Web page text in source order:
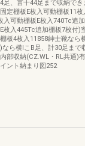
足、言十44足まで収納で
定棚板E枚入可動棚板11
入可動棚板E枚入740Tc追
枚入445Tc追加棚板7枚付)
板4枚入11858紳士靴なら
)なら横lこB足、計30足ま
内部収納(CZ.WL・RL共通)
ント納まり図252